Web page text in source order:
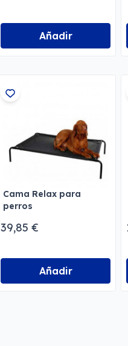
Añadir
Cama Relax para
perros
39,85 €
Añadir